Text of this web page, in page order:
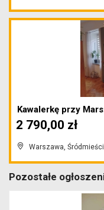
Kawalerkę przy
Warszawa,
2 790,00 zł
Pozostałe